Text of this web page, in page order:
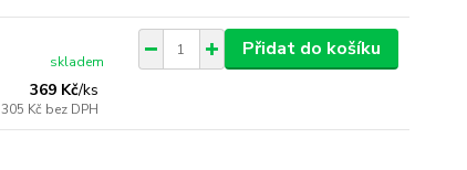
369 Kč/ks
305 Kč bez DPH
skladem
Přidat do košíku